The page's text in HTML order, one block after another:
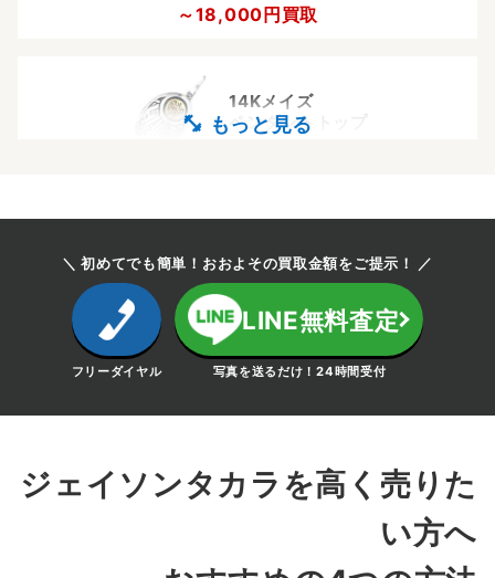
～18,000円買取
14Kメイズ
ペンダントトップ
とのないアイテムで、メイズのみのデザインに比べても希少性
が高く高相場となっております。
～35,000円買取
ペンダントトップ全体を14Kで製作したラグジュアリーなモデ
用されています。価値の高い素材とブランドを代表するモチー
＼ 初めてでも簡単！おおよその買取金額をご提示！ ／
フリーダイヤル
LINE無料査定
写真を送るだけ！24時間受付
ジェイソンタカラを高く売りた
い方へ